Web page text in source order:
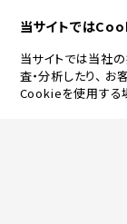
当サイトでは
当サイトでは当社
査・分析したり、 お
Cookieを使用する